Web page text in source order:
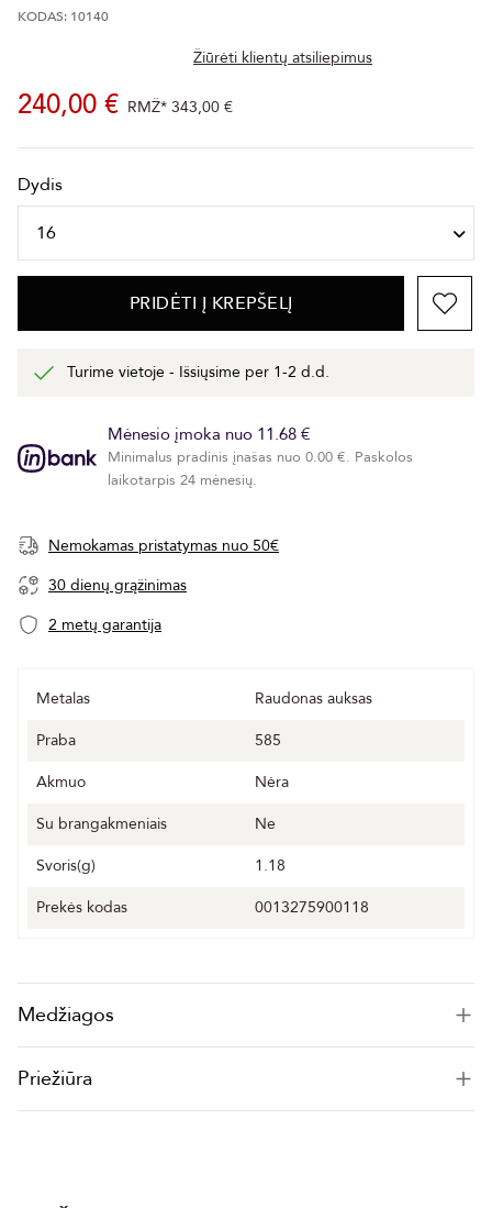
KODAS: 10140
Žiūrėti klientų atsiliepimus
240,00 € RMŽ* 343,00 €
Dydis
PRIDĖTI Į KREPŠELĮ
Turime vietoje - Išsiųsime per 1-2 d.d.
Mėnesio įmoka nuo 11.68 €
Minimalus pradinis įnašas nuo 0.00 €. Paskolos
laikotarpis 24 mėnesių.
Nemokamas pristatymas nuo 50€
30 dienų grąžinimas
2 metų garantija
Metalas
Raudonas auksas
Praba
585
Akmuo
Nėra
Su brangakmeniais
Ne
Svoris(g)
1.18
Prekės kodas
0013275900118
Medžiagos
Priežiūra